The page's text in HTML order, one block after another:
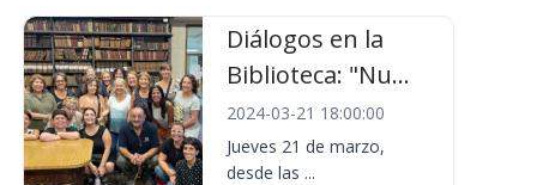
Diálogos en la
Biblioteca: "Nu...
2024-03-21 18:00:00
Jueves 21 de marzo,
desde las ...